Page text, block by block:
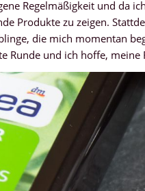
Regelmäßigkeit und da
Produkte zu zeigen.
die mich momentan
Runde und ich hoffe, meine